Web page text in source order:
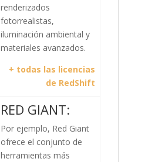
renderizados
fotorrealistas,
iluminación ambiental y
materiales avanzados.
+ todas las licencias
de RedShift
RED GIANT:
Por ejemplo, Red Giant
ofrece el conjunto de
herramientas más